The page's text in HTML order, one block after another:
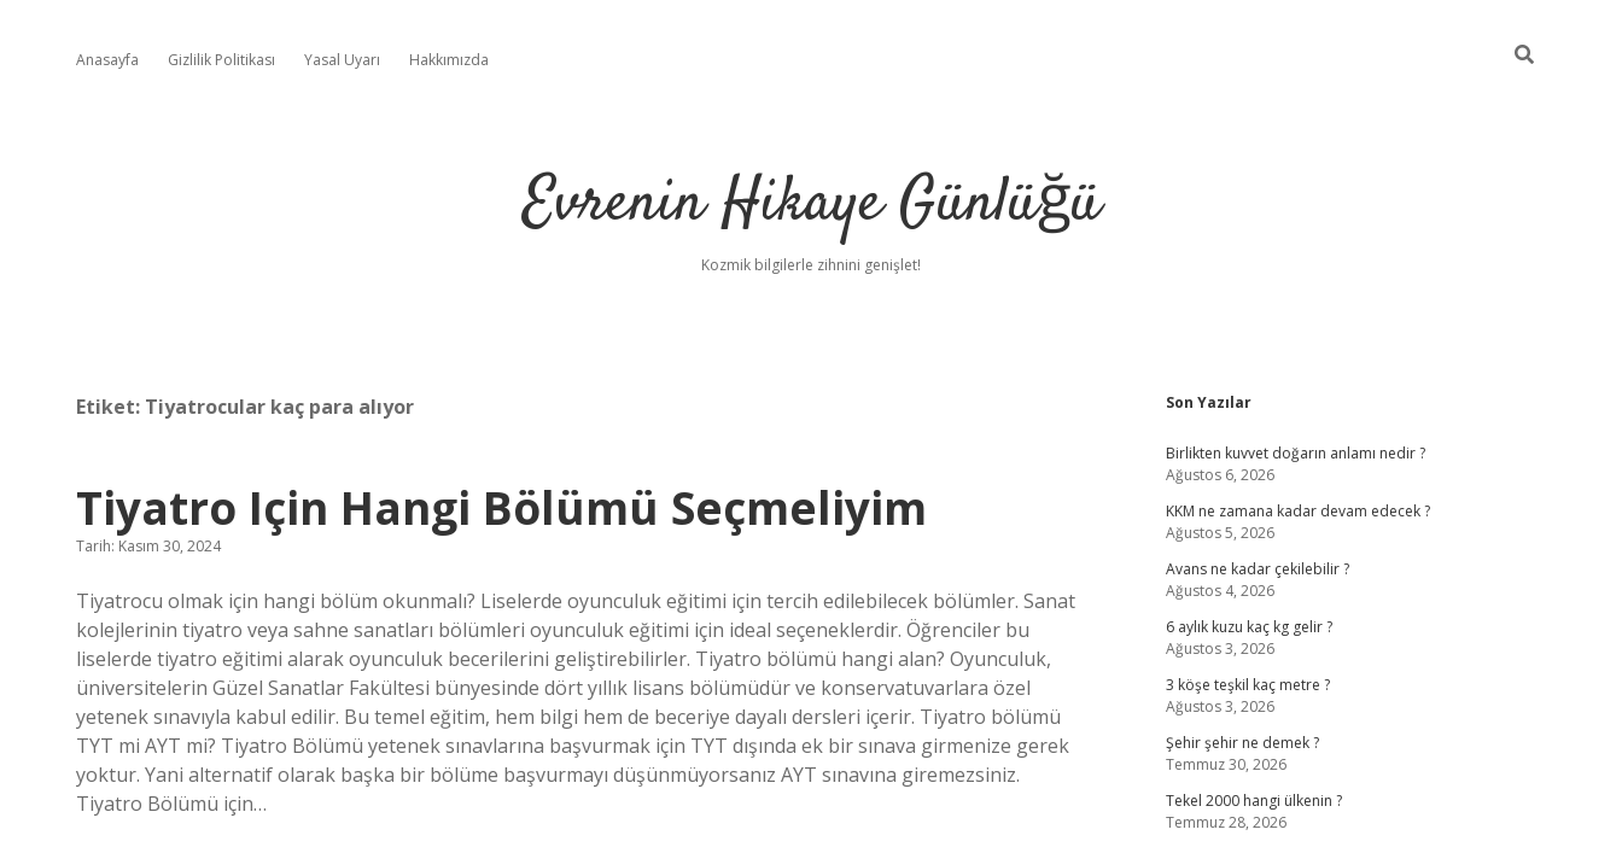
Anasayfa Gizlilik Politikası Yasal Uyarı Hakkımızda
Evrenin Hikaye Günlüğü
Kozmik bilgilerle zihnini genişlet!
Etiket: Tiyatrocular kaç para alıyor
Tiyatro Için Hangi Bölümü Seçmeliyim
Tarih: Kasım 30, 2024
Tiyatrocu olmak için hangi bölüm okunmalı? Liselerde oyunculuk eğitimi için tercih edilebilecek bölümler. Sanat
kolejlerinin tiyatro veya sahne sanatları bölümleri oyunculuk eğitimi için ideal seçeneklerdir. Öğrenciler bu
liselerde tiyatro eğitimi alarak oyunculuk becerilerini geliştirebilirler. Tiyatro bölümü hangi alan? Oyunculuk,
üniversitelerin Güzel Sanatlar Fakültesi bünyesinde dört yıllık lisans bölümüdür ve konservatuvarlara özel
yetenek sınavıyla kabul edilir. Bu temel eğitim, hem bilgi hem de beceriye dayalı dersleri içerir. Tiyatro bölümü
TYT mi AYT mi? Tiyatro Bölümü yetenek sınavlarına başvurmak için TYT dışında ek bir sınava girmenize gerek
yoktur. Yani alternatif olarak başka bir bölüme başvurmayı düşünmüyorsanız AYT sınavına giremezsiniz.
Tiyatro Bölümü için…
Sidebar
Son Yazılar
Birlikten kuvvet doğarın anlamı nedir ?
Ağustos 6, 2026
KKM ne zamana kadar devam edecek ?
Ağustos 5, 2026
Avans ne kadar çekilebilir ?
Ağustos 4, 2026
6 aylık kuzu kaç kg gelir ?
Ağustos 3, 2026
3 köşe teşkil kaç metre ?
Ağustos 3, 2026
Şehir şehir ne demek ?
Temmuz 30, 2026
Tekel 2000 hangi ülkenin ?
Temmuz 28, 2026